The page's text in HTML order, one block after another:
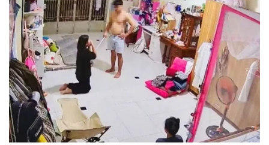
Thế giới thể thao
eSports
Hậu trường
Tư vấn